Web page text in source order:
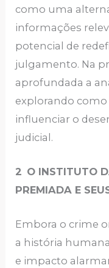
como uma
informações
potencial de
julgamento. Na
aprofundada a
explorando
influenciar o
judicial.
2 O INSTITUTO
PREMIADA E
Embora o crime
a história
e impacto